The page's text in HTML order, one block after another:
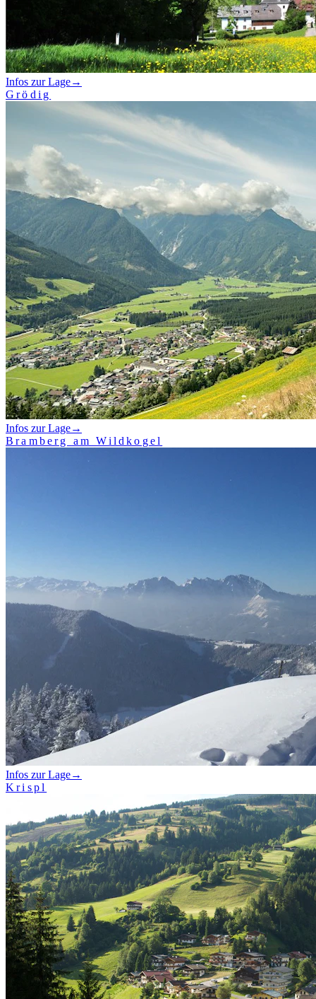
Infos zur Lage→
Grödig
Infos zur Lage→
Bramberg am Wildkogel
Infos zur Lage→
Krispl